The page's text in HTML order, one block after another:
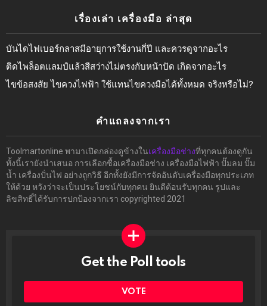
เรื่องเล่า เครื่องมือ ล่าสุด
บันไดไฟเบอร์กลาสมีอายุการใช้งานกี่ปี และควรดูจากอะไร
ติดไพล็อตแลมป์แล้วสีสว่างไม่ตรงกับหน้าปัด เกิดจากอะไร
ไขข้อสงสัย ไขควงไฟฟ้า ใช้แทนไขควงมือได้ทั้งหมด จริงหรือไม่?
คำแถลงจากเรา
Toolmartonline พามาเปิดกล่องดูข้างในเครื่องมือช่างที่ทุกคนต้องดูกัน
ทั้งนี้เรายังนำเสนอ การเลือกซื้อเครื่องมือช่าง เครื่องมือไฟฟ้า ปั๊มลม ปั๊ม
น้ำ เครื่องปั่นไฟ อย่างถูกวิธี อีกทั้งยังมีการจัดอันดับเครื่องมือทุกประเภท
ให้ด้วย หวังว่าจะเป็นประโยชน์กับทุกคน ยินดีต้อนรับทุกคน รูปและ
ลิขสิทธิ์ได้รับการปกป้องจากเรา copyrighted 2021
โพล
ได้ที่
Get the Poll tools
VOTE